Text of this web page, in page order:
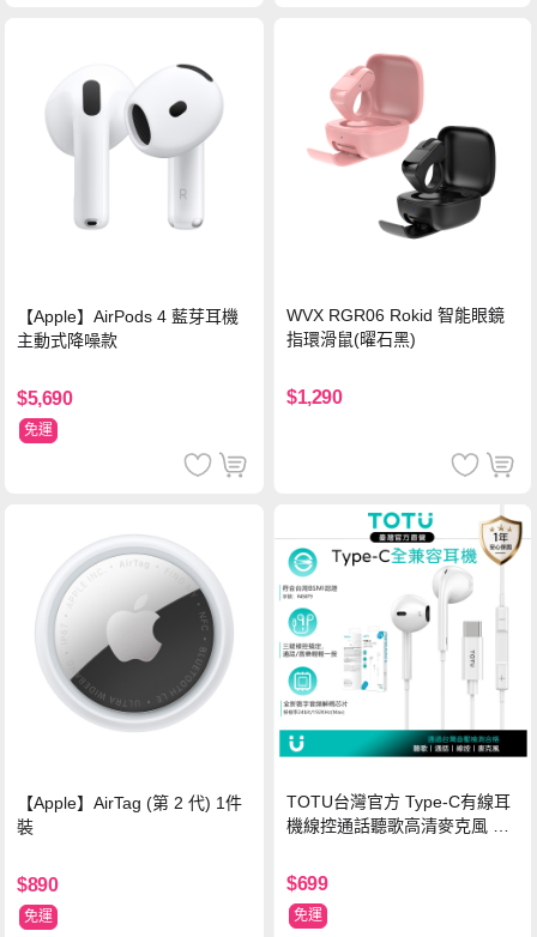
【Apple】AirPods 4 藍芽耳機
主動式降噪款
$5,690
免運
WVX RGR06 Rokid 智能眼鏡
指環滑鼠(曜石黑)
$1,290
【Apple】AirTag (第 2 代) 1件
裝
$890
免運
TOTU台灣官方 Type-C有線耳
機線控通話聽歌高清麥克風 耀
卓 通過台灣BSMI認證
$699
免運